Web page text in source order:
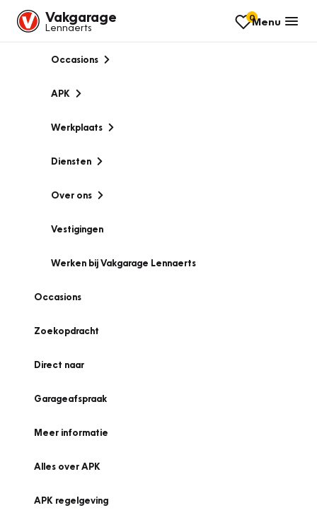
Vakgarage
Lennaerts
0Menu
Occasions
APK
Werkplaats
Diensten
Over ons
Vestigingen
Werken bij Vakgarage Lennaerts
Occasions
Zoekopdracht
Direct naar
Garageafspraak
Meer informatie
Alles over APK
APK regelgeving